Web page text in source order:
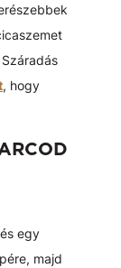
, hogy
egy
majd